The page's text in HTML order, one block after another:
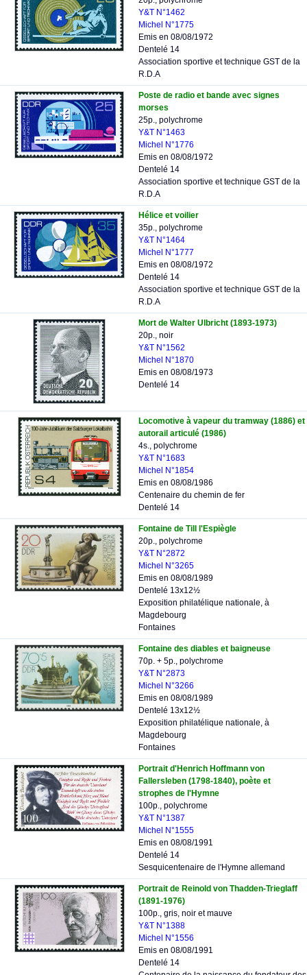
Y&T N°1462
Michel N°1775
Emis en 08/08/1972
Dentelé 14
Association sportive et technique GST de la
R.D.A
Poste de radio et bande avec signes
morses
25p., polychrome
Y&T N°1463
Michel N°1776
Emis en 08/08/1972
Dentelé 14
Association sportive et technique GST de la
R.D.A
Hélice et voilier
35p., polychrome
Y&T N°1464
Michel N°1777
Emis en 08/08/1972
Dentelé 14
Association sportive et technique GST de la
R.D.A
Mort de Walter Ulbricht (1893-1973)
20p., noir
Y&T N°1562
Michel N°1870
Emis en 08/08/1973
Dentelé 14
Locomotive à vapeur du tramway (1886) et
autorail articulé (1986)
4s., polychrome
Y&T N°1683
Michel N°1854
Emis en 08/08/1986
Centenaire du chemin de fer
Dentelé 14
Fontaine de Till l'Espiègle
20p., polychrome
Y&T N°2872
Michel N°3265
Emis en 08/08/1989
Dentelé 13x12½
Exposition philatélique nationale, à
Magdebourg
Fontaines
Fontaine des diables et baigneuse
70p. + 5p., polychrome
Y&T N°2873
Michel N°3266
Emis en 08/08/1989
Dentelé 13x12½
Exposition philatélique nationale, à
Magdebourg
Fontaines
Portrait d'Henrich Hoffmann von
Fallersleben (1798-1840), poète et
strophes de l'Hymne
100p., polychrome
Y&T N°1387
Michel N°1555
Emis en 08/08/1991
Dentelé 14
Sesquicentenaire de l'Hymne allemand
Portrait de Reinold von Thadden-Trieglaff
(1891-1976)
100p., gris, noir et mauve
Y&T N°1388
Michel N°1556
Emis en 08/08/1991
Dentelé 14